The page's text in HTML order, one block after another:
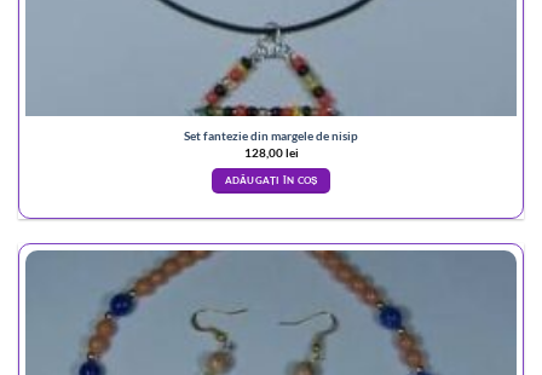
Set fantezie din margele de nisip
128,00lei
ADĂUGAȚI ÎN COȘ